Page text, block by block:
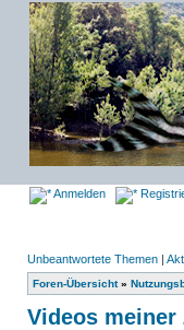
Anmelden
Unbeantwortete Themen |
Foren-Übersicht»
Videos